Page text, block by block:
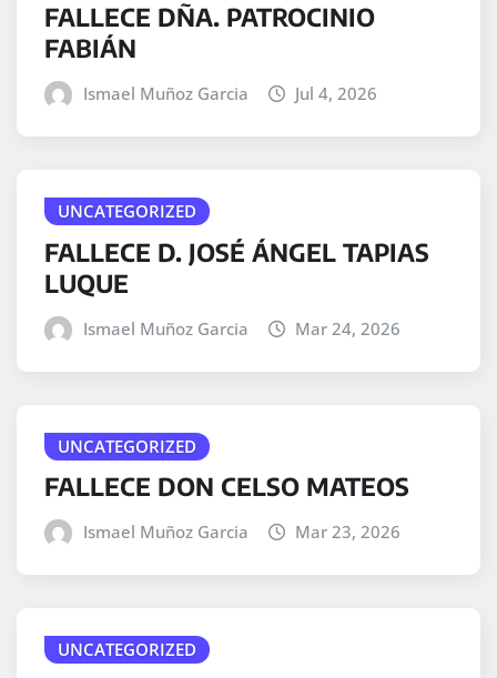
FALLECE DÑA. PATROCINIO
FABIÁN
Ismael Muñoz Garcia Jul 4, 2026
UNCATEGORIZED
FALLECE D. JOSÉ ÁNGEL TAPIAS
LUQUE
Ismael Muñoz Garcia Mar 24, 2026
UNCATEGORIZED
FALLECE DON CELSO MATEOS
Ismael Muñoz Garcia Mar 23, 2026
UNCATEGORIZED